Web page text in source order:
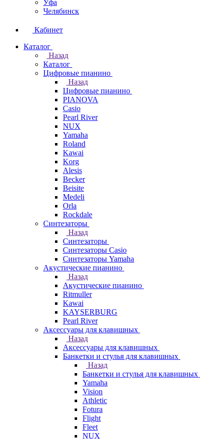
Уфа
Челябинск
Кабинет
Каталог
Назад
Каталог
Цифровые пианино
Назад
Цифровые пианино
PIANOVA
Casio
Pearl River
NUX
Yamaha
Roland
Kawai
Korg
Alesis
Becker
Beisite
Medeli
Orla
Rockdale
Синтезаторы
Назад
Синтезаторы
Синтезаторы Casio
Синтезаторы Yamaha
Акустические пианино
Назад
Акустические пианино
Ritmuller
Kawai
KAYSERBURG
Pearl River
Аксессуары для клавишных
Назад
Аксессуары для клавишных
Банкетки и стулья для клавишных
Назад
Банкетки и стулья для клавишных
Yamaha
Vision
Athletic
Fotura
Flight
Fleet
NUX